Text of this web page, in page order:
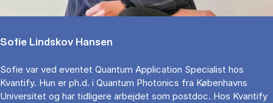
Sofie Lindskov Hansen
Sofie var ved eventet Quantum Application Specialist hos
Kvantify. Hun er ph.d. i Quantum Photonics fra Københavns
Universitet og har tidligere arbejdet som postdoc. Hos Kvantify